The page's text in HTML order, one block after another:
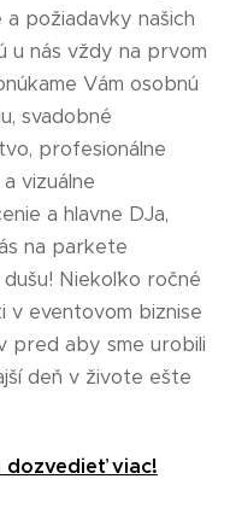
a požiadavky našich
u nás vždy na prvom
Vám osobnú
svadobné
profesionálne
vizuálne
a hlavne DJa,
na parkete
Niekoľko ročné
v eventovom biznise
pred aby sme urobili
deň v živote ešte
dozvedieť viac!